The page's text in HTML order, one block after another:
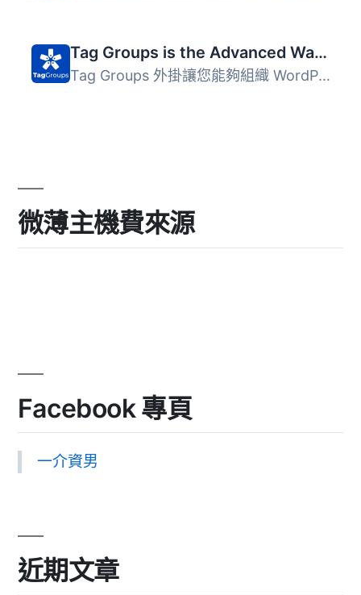
Tag Groups is the Advanced Way to Display Your Taxonomy Terms
Tag Groups 外掛讓您能夠組織 WordPress 的分類術語，並以雲...
微薄主機費來源
Facebook 專頁
一介資男
近期文章